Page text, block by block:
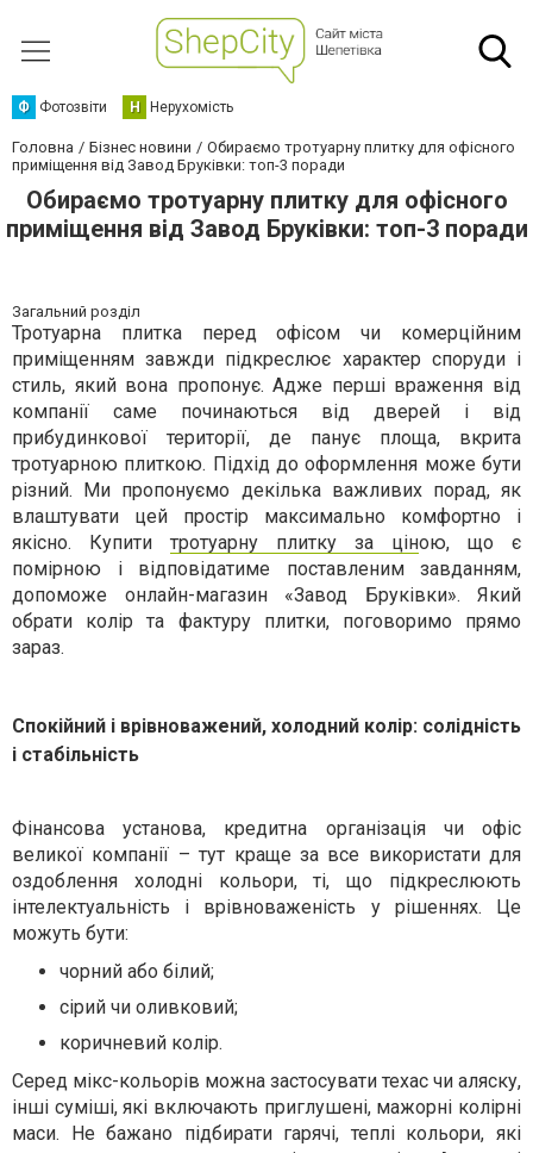
Ф Фотозвіти Н Нерухомість
Головна Бізнес новини
Обираємо тротуарну плитку для офісного
приміщення від Завод Бруківки: топ-3 поради
Обираємо тротуарну плитку для офісного
приміщення від Завод Бруківки: топ-3 поради
Загальний розділ
Тротуарна плитка перед офісом чи комерційним
приміщенням завжди підкреслює характер споруди і
стиль, який вона пропонує. Адже перші враження від
компанії саме починаються від дверей і від
прибудинкової території, де панує площа, вкрита
тротуарною плиткою. Підхід до оформлення може бути
різний. Ми пропонуємо декілька важливих порад, як
влаштувати цей простір максимально комфортно і
якісно. Купити тротуарну плитку за ціною, що є
помірною і відповідатиме поставленим завданням,
допоможе онлайн-магазин «Завод Бруківки». Який
обрати колір та фактуру плитки, поговоримо прямо
зараз.
Спокійний і врівноважений, холодний колір: солідність
і стабільність
Фінансова установа, кредитна організація чи офіс
великої компанії – тут краще за все використати для
оздоблення холодні кольори, ті, що підкреслюють
інтелектуальність і врівноваженість у рішеннях. Це
можуть бути:
чорний або білий;
сірий чи оливковий;
коричневий колір.
Серед мікс-кольорів можна застосувати техас чи аляску,
інші суміші, які включають приглушені, мажорні колірні
маси. Не бажано підбирати гарячі, теплі кольори, які